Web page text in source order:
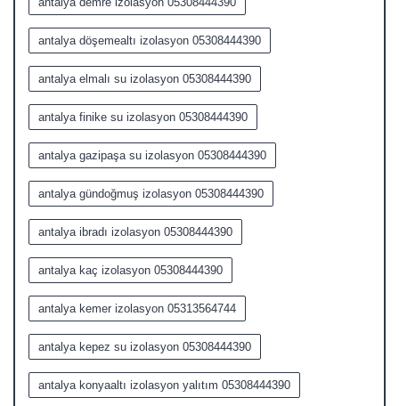
antalya döşemealtı izolasyon 05308444390
antalya elmalı su izolasyon 05308444390
antalya finike su izolasyon 05308444390
antalya gazipaşa su izolasyon 05308444390
antalya gündoğmuş izolasyon 05308444390
antalya ibradı izolasyon 05308444390
antalya kaç izolasyon 05308444390
antalya kemer izolasyon 05313564744
antalya kepez su izolasyon 05308444390
antalya konyaaltı izolasyon yalıtım 05308444390